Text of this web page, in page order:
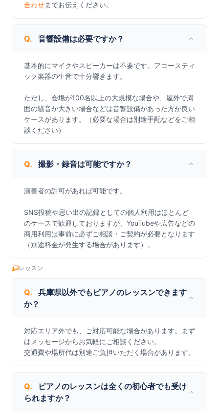
合わせまでお伝えください。
Q. 音響設備は必要ですか？
基本的にマイクやスピーカーは不要です。アコースティ
ック楽器の生音で十分響きます。
ただし、会場が100名以上の大規模な場合や、屋外で周
囲の騒音が大きい場合などは音響設備があった方が良い
ケースがあります。（必要な場合は別途手配などをご相
談ください）
Q. 撮影・録音は可能ですか？
演奏者の許可があれば可能です。
SNS投稿や思い出の記録としての個人利用はほとんど
のケースで歓迎しておりますが、YouTubeや広告などの
商用利用は事前に必ずご相談・ご契約が必要となります
（別途料金が発生する場合があります）。
レッスン
Q.
兵庫県以外でもピアノのレッスンできます
か？
対応エリア外でも、ご対応可能な場合があります。まず
はメッセージからお気軽にご相談ください。
交通費や場所代は別途ご負担いただく場合があります。
Q.
ピアノのレッスンは全くの初心者でも受け
られますか？